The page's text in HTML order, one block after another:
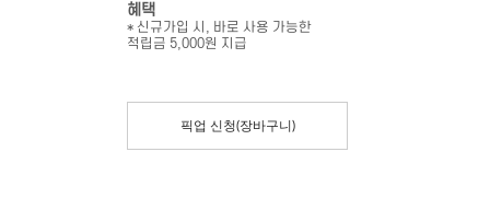
혜택
* 신규가입 시, 바로 사용 가능한
적립금 5,000원 지급
픽업 신청(장바구니)